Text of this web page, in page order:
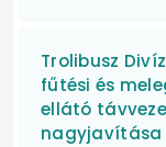
Trolibusz
fűtési és
ellátó
nagyjavítása